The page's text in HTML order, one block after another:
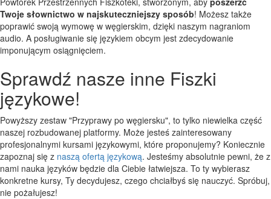
Twoje słownictwo w najskuteczniejszy sposób! Możesz także
poprawić swoją wymowę w węgierskim, dzięki naszym nagraniom
audio. A posługiwanie się językiem obcym jest zdecydowanie
imponującym osiągnięciem.
Sprawdź nasze inne Fiszki
językowe!
Powyższy zestaw "Przyprawy po węgiersku", to tylko niewielka część
naszej rozbudowanej platformy. Może jesteś zainteresowany
profesjonalnymi kursami językowymi, które proponujemy? Koniecznie
zapoznaj się z naszą ofertą językową. Jesteśmy absolutnie pewni, że z
nami nauka języków będzie dla Ciebie łatwiejsza. To ty wybierasz
konkretne kursy, Ty decydujesz, czego chciałbyś się nauczyć. Spróbuj,
nie pożałujesz!